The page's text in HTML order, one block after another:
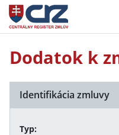
Dodatok k
Identifikácia zmluvy
Typ: